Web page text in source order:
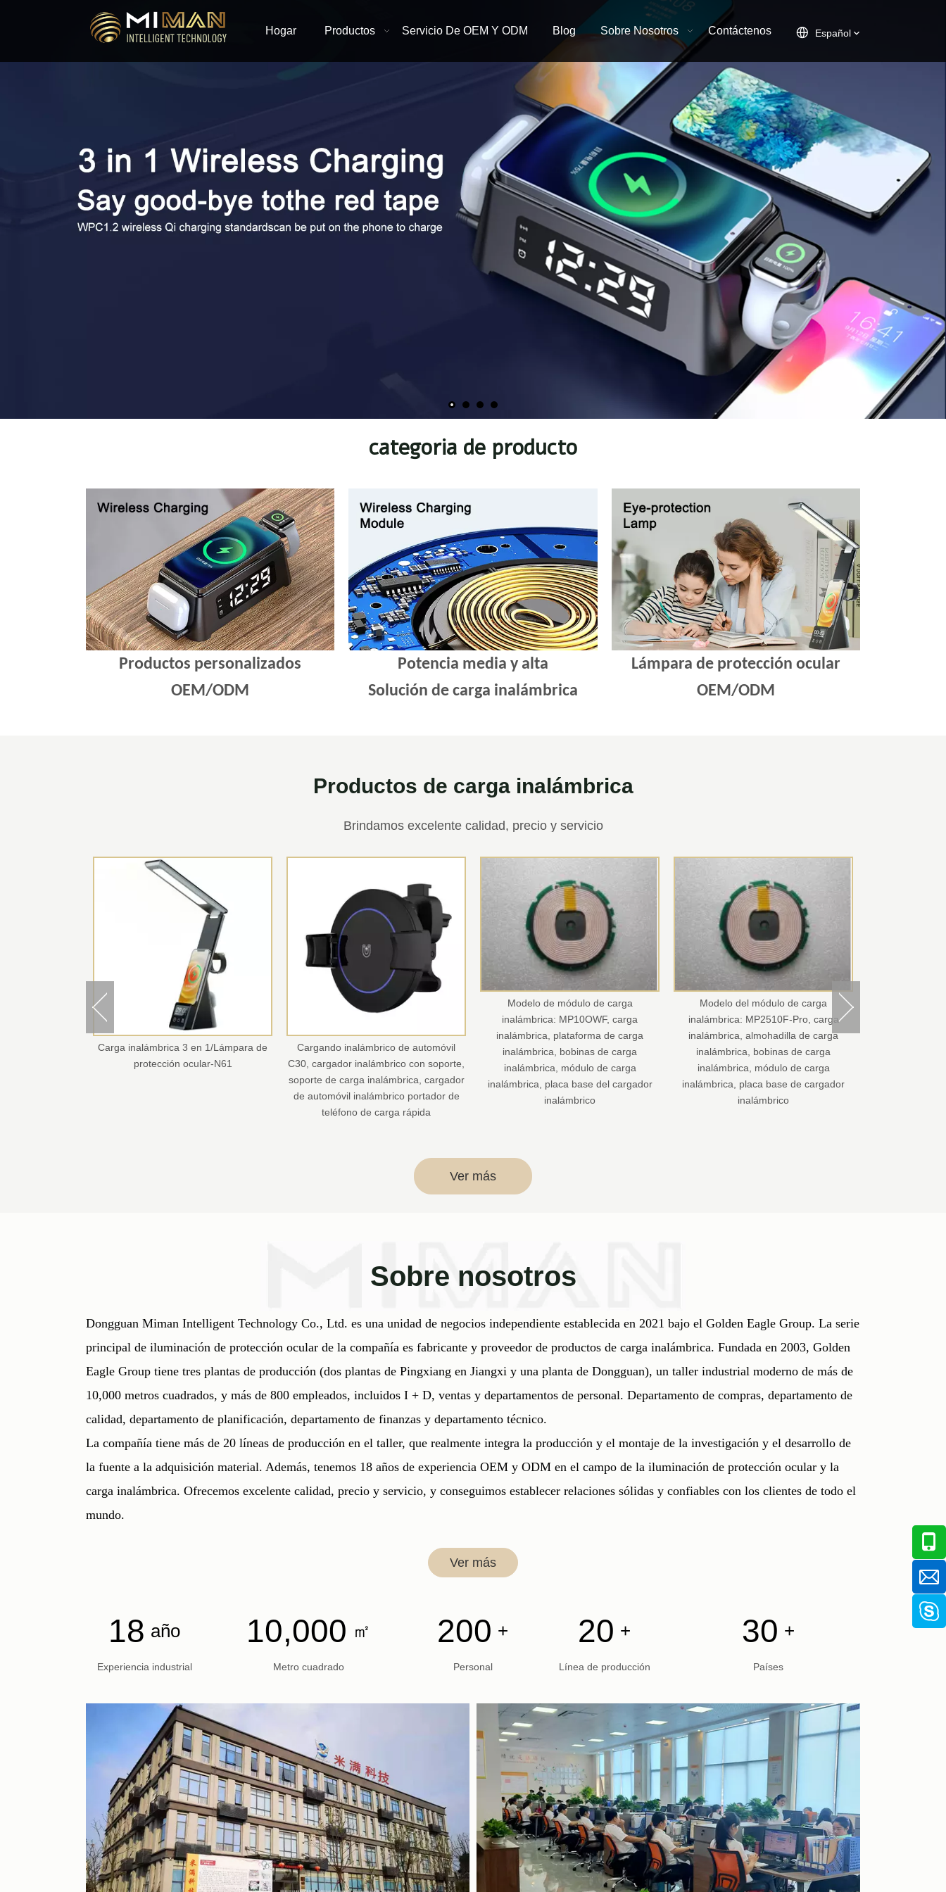
Hogar Productos Servicio De OEM Y ODM Blog Sobre Nosotros Contáctenos Español
categoria de producto
Productos personalizados
OEM/ODM
Potencia media y alta
Solución de carga inalámbrica
Lámpara de protección ocular
OEM/ODM
Productos de carga inalámbrica
Brindamos excelente calidad, precio y servicio
Cargando inalámbrico de automóvil
C30, cargador inalámbrico con soporte,
soporte de carga inalámbrica, cargador
Modelo de módulo de carga
inalámbrica, plataforma de carga
inalámbrica, bobinas de carga
inalámbrica, módulo de carga
inalámbrica, placa base del cargador
inalámbrico
Modelo del módulo de carga
inalámbrica: MP2510F-Pro, carga
inalámbrica, almohadilla de carga
inalámbrica, bobinas de carga
inalámbrica, módulo de carga
inalámbrica, placa base de cargador
inalámbrico
Cargador inalámbrico de automóvil con
soporte de correa magnética, placa de
carga inalámbrica, muelle de carga
inalámbrica, bobina de carga
Ver más
Sobre nosotros
Dongguan Miman Intelligent Technology Co., Ltd. es una unidad de negocios independiente establecida en 2021 bajo el Golden Eagle Group. La serie
principal de iluminación de protección ocular de la compañía es fabricante y proveedor de productos de carga inalámbrica. Fundada en 2003, Golden
Eagle Group tiene tres plantas de producción (dos plantas de Pingxiang en Jiangxi y una planta de Dongguan), un taller industrial moderno de más de
10,000 metros cuadrados, y más de 800 empleados, incluidos I + D, ventas y departamentos de personal. Departamento de compras, departamento de
calidad, departamento de planificación, departamento de finanzas y departamento técnico.
La compañía tiene más de 20 líneas de producción en el taller, que realmente integra la producción y el montaje de la investigación y el desarrollo de
la fuente a la adquisición material. Además, tenemos 18 años de experiencia OEM y ODM en el campo de la iluminación de protección ocular y la
carga inalámbrica. Ofrecemos excelente calidad, precio y servicio, y conseguimos establecer relaciones sólidas y confiables con los clientes de todo el
mundo.
Ver más
18 año
Experiencia industrial
10,000 ㎡
Metro cuadrado
200 +
Personal
20 +
Línea de producción
30 +
Países